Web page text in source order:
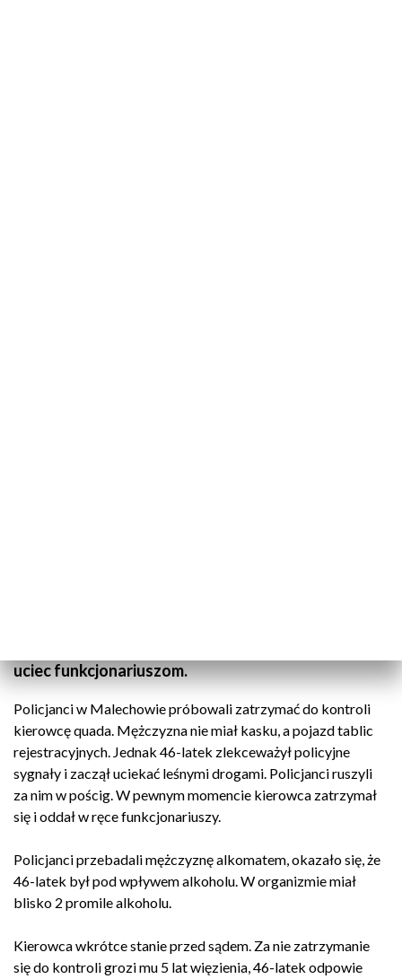
uciec funkcjonariuszom.
Policjanci w Malechowie próbowali zatrzymać do kontroli
kierowcę quada. Mężczyzna nie miał kasku, a pojazd tablic
rejestracyjnych. Jednak 46-latek zlekceważył policyjne
sygnały i zaczął uciekać leśnymi drogami. Policjanci ruszyli
za nim w pościg. W pewnym momencie kierowca zatrzymał
się i oddał w ręce funkcjonariuszy.
Policjanci przebadali mężczyznę alkomatem, okazało się, że
46-latek był pod wpływem alkoholu. W organizmie miał
blisko 2 promile alkoholu.
Kierowca wkrótce stanie przed sądem. Za nie zatrzymanie
się do kontroli grozi mu 5 lat więzienia, 46-latek odpowie